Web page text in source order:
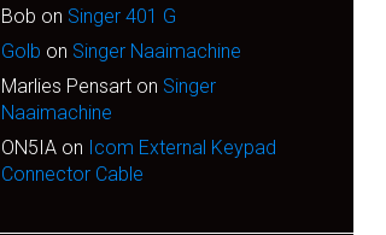
Bob on Singer 401 G
Golb on Singer Naaimachine
Marlies Pensarton Singer
Naaimachine
ON5IAon Icom External Keypad
Connector Cable